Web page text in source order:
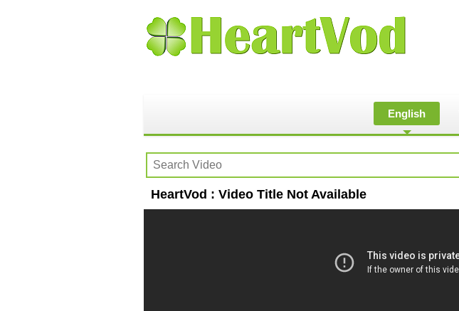
English
HeartVod : Video Title Not Available